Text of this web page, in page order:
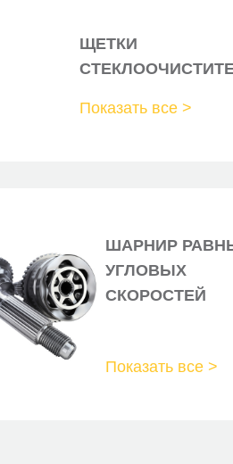
ЩЕТКИ
Показать все >
ШАРНИР
УГЛОВЫХ
СКОРОСТЕЙ
Показать все >